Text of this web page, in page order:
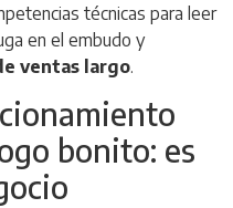
técnicas para leer
en el embudo y
ventas largo.
bonito: es